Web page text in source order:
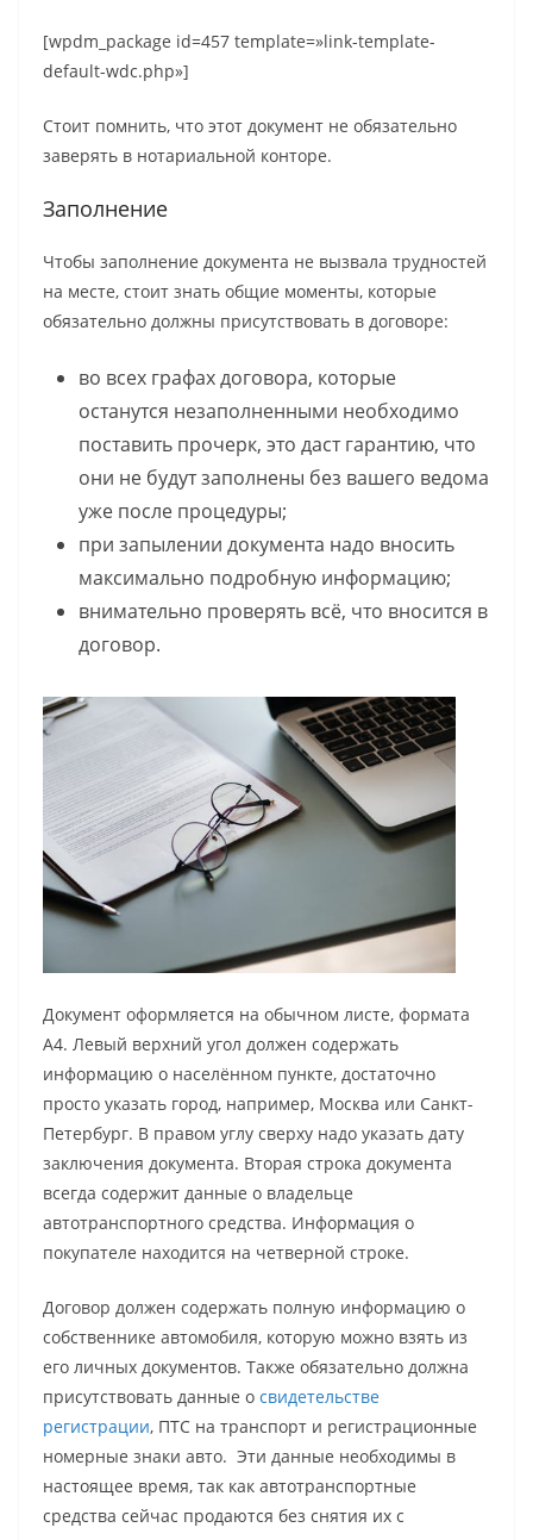
[wpdm_package id=457 template=»link-template-
default-wdc.php»]
Стоит помнить, что этот документ не обязательно
заверять в нотариальной конторе.
Заполнение
Чтобы заполнение документа не вызвала трудностей
на месте, стоит знать общие моменты, которые
обязательно должны присутствовать в договоре:
во всех графах договора, которые
останутся незаполненными необходимо
поставить прочерк, это даст гарантию, что
они не будут заполнены без вашего ведома
уже после процедуры;
при запылении документа надо вносить
максимально подробную информацию;
внимательно проверять всё, что вносится в
договор.
Документ оформляется на обычном листе, формата
А4. Левый верхний угол должен содержать
информацию о населённом пункте, достаточно
просто указать город, например, Москва или Санкт-
Петербург. В правом углу сверху надо указать дату
заключения документа. Вторая строка документа
всегда содержит данные о владельце
автотранспортного средства. Информация о
покупателе находится на четверной строке.
Договор должен содержать полную информацию о
собственнике автомобиля, которую можно взять из
его личных документов. Также обязательно должна
присутствовать данные о свидетельстве
регистрации, ПТС на транспорт и регистрационные
номерные знаки авто. Эти данные необходимы в
настоящее время, так как автотранспортные
средства сейчас продаются без снятия их с